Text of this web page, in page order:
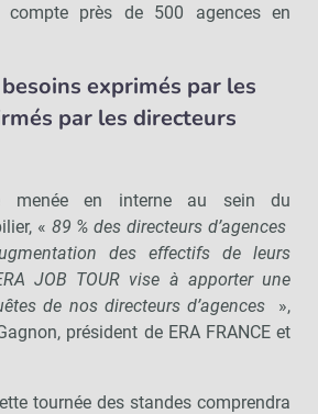
compte près de 500 agences en
exprimés par les
par les directeurs
menée en interne au sein du
« 89 % des directeurs d’agences
des effectifs de leurs
JOB TOUR vise à apporter une
de nos directeurs d’agences
»,
président de ERA FRANCE et
tournée des standes comprendra